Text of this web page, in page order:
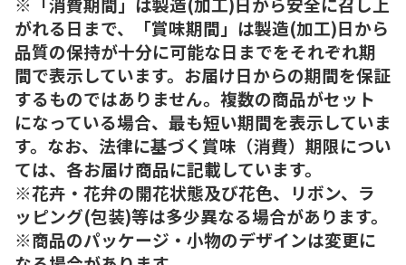
がれる日まで、「賞味期間」は製造(加工)日から
品質の保持が十分に可能な日までをそれぞれ期
間で表示しています。お届け日からの期間を保証
するものではありません。複数の商品がセット
になっている場合、最も短い期間を表示していま
す。なお、法律に基づく賞味（消費）期限につい
ては、各お届け商品に記載しています。
※花卉・花弁の開花状態及び花色、リボン、ラ
ッピング(包装)等は多少異なる場合があります。
※商品のパッケージ・小物のデザインは変更に